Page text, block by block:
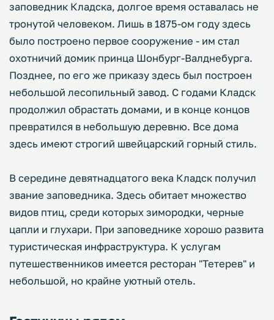
заповедник Кладска, долгое время оставалась не
тронутой человеком. Лишь в 1875-ом году здесь
было построено первое сооружение - им стал
охотничий домик принца Шонбург-Валднебурга.
Позднее, по его же приказу здесь был построен
небольшой лесопильный завод. С годами Кладск
продолжил обрастать домами, и в конце концов
превратился в небольшую деревню. Все дома
здесь имеют строгий швейцарский горный стиль.
В середине девятнадцатого века Кладск получил
звание заповедника. Здесь обитает множество
видов птиц, среди которых зимородки, черные
цапли и глухари. При заповеднике хорошо развита
туристическая инфраструктура. К услугам
путешественников имеется ресторан "Тетерев" и
небольшой, но крайне уютный отель.